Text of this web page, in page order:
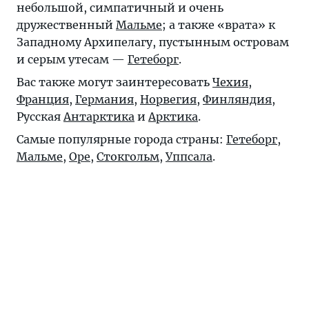
небольшой, симпатичный и очень
дружественный Мальме; а также «врата» к
Западному Архипелагу, пустынным островам
и серым утесам — Гетеборг.
Вас также могут заинтересовать Чехия,
Франция, Германия, Норвегия, Финляндия,
РусскаяАнтарктика иАрктика.
Самые популярные города страны: Гетеборг,
Мальме, Оре, Стокгольм, Уппсала.